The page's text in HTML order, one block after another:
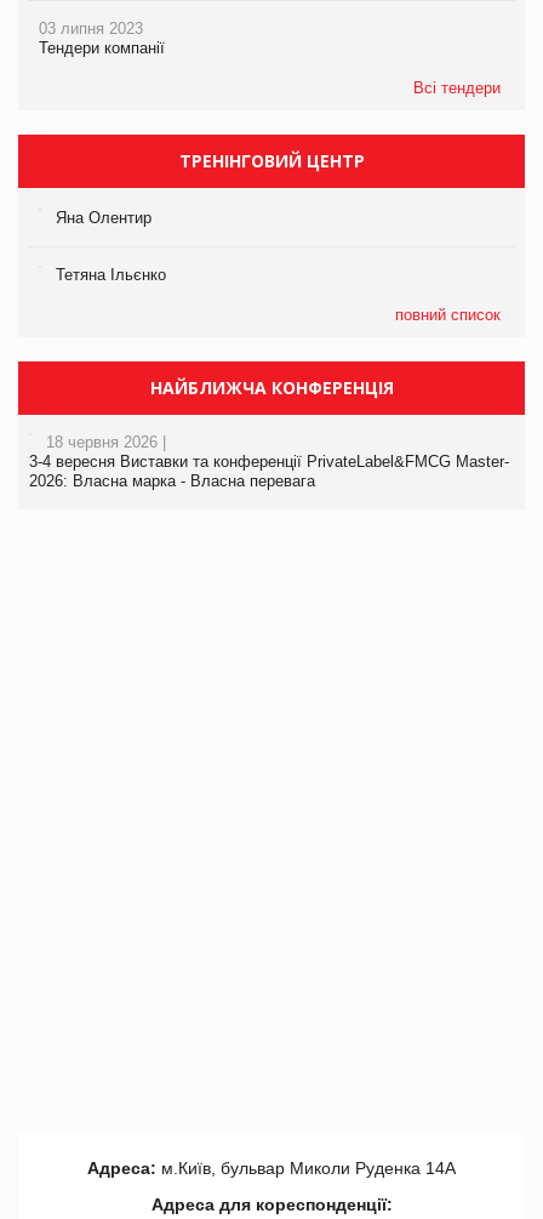
03 липня 2023
Тендери компанії
Всі тендери
ТРЕНІНГОВИЙ ЦЕНТР
Яна Олентир
Тетяна Ільєнко
повний список
НАЙБЛИЖЧА КОНФЕРЕНЦІЯ
18 червня 2026 |
3-4 вересня Виставки та конференції PrivateLabel&FMCG Master-
2026: Власна марка - Власна перевага
Адреса: м.Київ, бульвар Миколи Руденка 14А
Адреса для кореспонденції: